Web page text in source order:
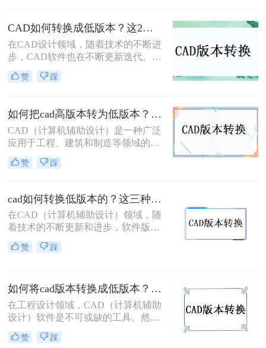
件中打开或编辑时，就会遇到版本不
兼容的问题。那么，cad图纸版本太高
如何转换呢？本文将为您介绍几种实
CAD如何转换成低版本？这2个方法一定要学会！
在CAD设计领域，随着技术的不断进
步，CAD软件也在不断更新迭代。然
而，在实际工作中，我们经常会遇到
需要在不同版本的CAD软件之间转换
备或系统上，只能运行低版本的CAD
软件。因此，将高版本的CAD文件转
换成低版本成为了一个常见的需求。
本文将详细介绍CAD如何转换成低版
本，帮助您轻松应对这一挑战。
赞 踩
如何把cad高版本转为低版本？学会这两个方法就够了！
CAD（计算机辅助设计）是一种广泛
应用于工程、建筑和制造等领域的设
计软件。在使用CAD软件时，有时候
我们需要将高版本的CAD文件转换为
本CAD软件的人进行共享和协作。那
么如何把CAD高版本转为低版本呢？
本文将介绍两种简单的方法，帮助你
将CAD高版本文件转为低版本文件。
赞 踩
cad如何转换低版本的？这三种办法帮你轻松解决！
在CAD（计算机辅助设计）领域，随
着技术的不断更新和进步，软件版本
也日新月异。但在实际应用中，有时
我们需要将高版本的CAD文件转换为
的呢？下面将为您介绍三种实用的方
法，帮助您轻松实现CAD文件的低版
本转换。
赞 踩
如何将cad版本转换成低版本？试试这三种方法吧！
在工程设计领域，CAD（计算机辅助
设计）软件是不可或缺的工具。然
而，随着技术的不断进步，CAD软件
版本不断更新，有时我们需要将高版
赞 踩